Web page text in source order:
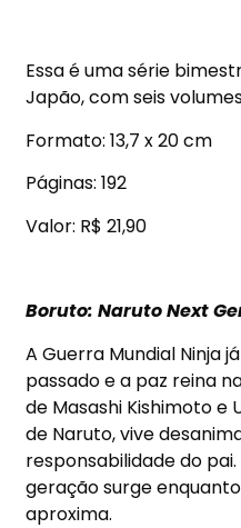
Essa é uma série
Japão, com seis
Formato: 13,7 x 20 cm
Páginas: 192
Valor: R$ 21,90
Boruto: Naruto Next
A Guerra Mundial Ninja
passado e a paz reina
de Masashi Kishimoto e
de Naruto, vive
responsabilidade do
geração surge
aproxima.